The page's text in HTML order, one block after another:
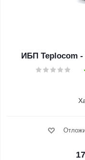
ИБП Teplocom -